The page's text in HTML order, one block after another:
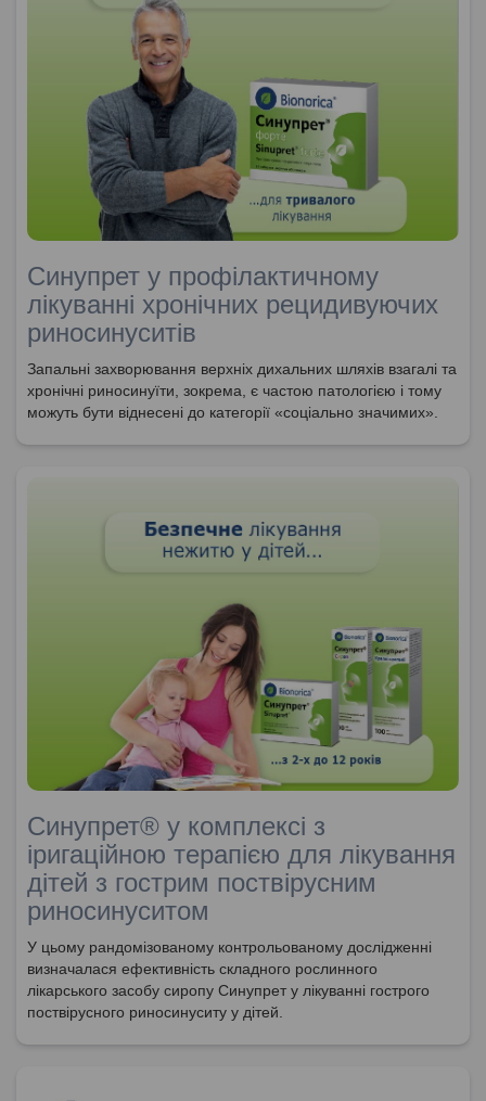
Синупрет у профілактичному
лікуванні хронічних рецидивуючих
риносинуситів
Запальні захворювання верхніх дихальних шляхів взагалі та
хронічні риносинуїти, зокрема, є частою патологією і тому
можуть бути віднесені до категорії «соціально значимих».
Синупрет® у комплексі з
іригаційною терапією для лікування
дітей з гострим поствірусним
риносинуситом
У цьому рандомізованому контрольованому дослідженні
визначалася ефективність складного рослинного
лікарського засобу сиропу Синупрет у лікуванні гострого
поствірусного риносинуситу у дітей.